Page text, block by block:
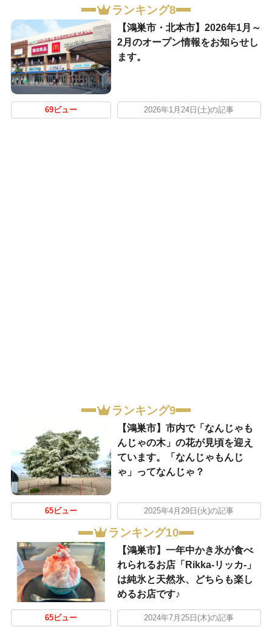
ランキング8
【鴻巣市・北本市】2026年1月～
2月のオープン情報をお知らせし
ます。
69ビュー 2026年1月24日(土)の記事
ランキング9
【鴻巣市】市内で「なんじゃも
んじゃの木」の花が見頃を迎え
ています。「なんじゃもんじ
ゃ」ってなんじゃ？
65ビュー 2025年4月29日(火)の記事
ランキング10
【鴻巣市】一年中かき氷が食べ
れられるお店「Rikka-リッカ-」
は純氷と天然氷、どちらも楽し
めるお店です♪
65ビュー 2024年7月25日(木)の記事